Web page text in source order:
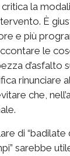
la
È
e più
le
d’asfalto
rinunciare
che,
di “badilate
sarebbe